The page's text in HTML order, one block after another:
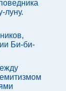
луну.
Би-би-